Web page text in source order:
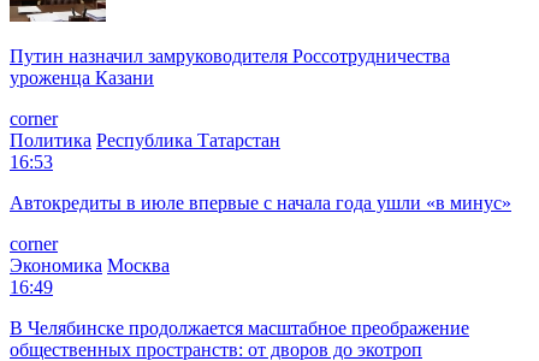
Путин назначил замруководителя Россотрудничества
уроженца Казани
corner
Политика Республика Татарстан
16:53
Автокредиты в июле впервые с начала года ушли «в минус»
corner
Экономика Москва
16:49
В Челябинске продолжается масштабное преображение
общественных пространств: от дворов до экотроп